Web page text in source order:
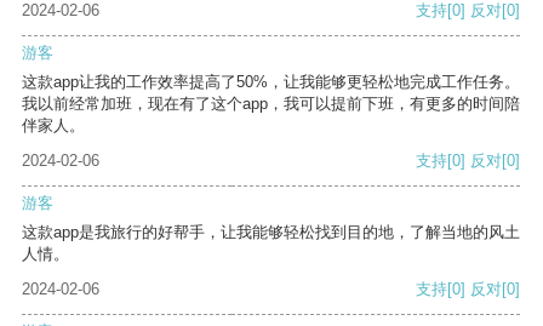
2024-02-06 支持[0] 反对[0]
游客
这款app让我的工作效率提高了50%，让我能够更轻松地完成工作任务。
我以前经常加班，现在有了这个app，我可以提前下班，有更多的时间陪
伴家人。
2024-02-06
支持[0] 反对[0]
游客
这款app是我旅行的好帮手，让我能够轻松找到目的地，了解当地的风土
人情。
2024-02-06
支持[0] 反对[0]